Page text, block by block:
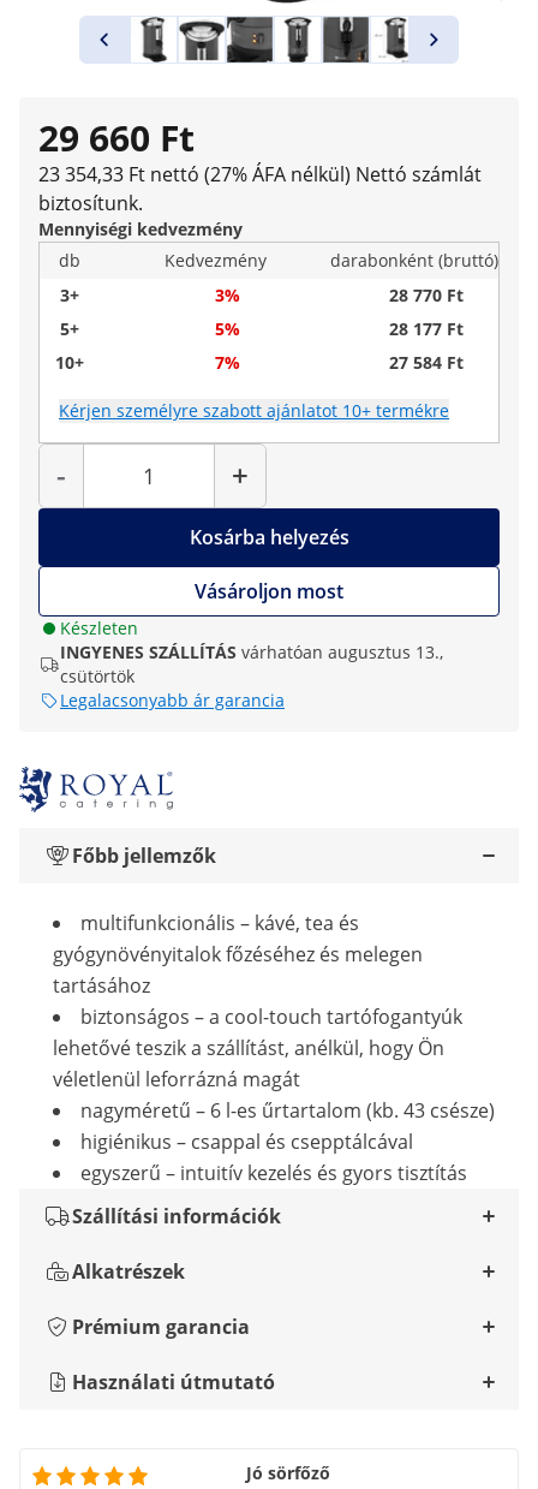
29 660 Ft
23 354,33 Ft nettó (27% ÁFA nélkül) Nettó számlát
biztosítunk.
Mennyiségi kedvezmény
db
Kedvezmény
darabonként (bruttó)
3+
3%
28 770 Ft
5+
5%
28 177 Ft
10+
7% 27 584 Ft
Kérjen személyre szabott ajánlatot 10+ termékre
-
Mennyiség
+
Kosárba helyezés
Vásároljon most
Készleten
INGYENES SZÁLLÍTÁS várhatóan augusztus 13.,
csütörtök
Legalacsonyabb ár garancia
Főbb jellemzők
multifunkcionális – kávé, tea és
gyógynövényitalok főzéséhez és melegen
tartásához
biztonságos – a cool-touch tartófogantyúk
lehetővé teszik a szállítást, anélkül, hogy Ön
véletlenül leforrázná magát
nagyméretű – 6 l-es űrtartalom (kb. 43 csésze)
higiénikus – csappal és csepptálcával
egyszerű – intuitív kezelés és gyors tisztítás
Szállítási információk
Alkatrészek
Prémium garancia
Használati útmutató
Jó sörfőző